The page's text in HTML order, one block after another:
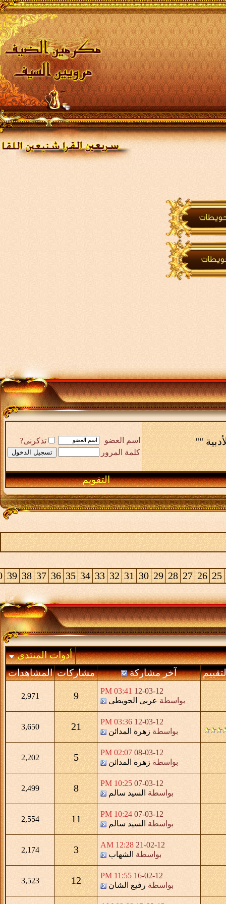
"" اسم العضو
تذكرنى?
كلمة المرور
التقويم
25
26
27
28
29
30
31
32
33
34
35
36
37
38
39
أدوات المنتدى
آخر مشاركة مشاركات المشاهدات
12-03-12
03:41 PM
بواسطة عربى الحويطى 9
2,971
12-03-12
03:36 PM
بواسطة زهرة المدائن 21
3,650
08-03-12
02:07 PM
بواسطة زهرة المدائن 5
2,202
07-03-12
10:25 PM
بواسطة السيد سالم 8
2,499
07-03-12
10:24 PM
بواسطة السيد سالم 11
2,554
21-02-12
12:28 AM
بواسطة الشهاب 3
2,174
16-02-12
11:55 PM
بواسطة رفيع الشان 12
3,523